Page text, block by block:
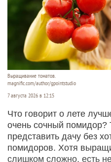
Выращивание томатов.
magnific.com/author/gpointstudio
7 августа 2026 в 12:15
Что говорит о лете
очень сочный помидор?
представить дачу без
помидоров. Хотя
слишком сложно, есть